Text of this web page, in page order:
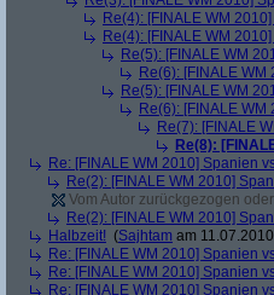
Re(4): [FINALE WM
Re(4): [FINALE WM
Re(5): [FINALE WM
Re(6): [FINALE
Re(5): [FINALE WM
Re(6): [FINALE
Re(7): [FINALE
Re(8):
Re: [FINALE WM 2010] Spanien
Re(2): [FINALE WM 2010]
Vom Autor zurückgezogen
Re(2): [FINALE WM 2010]
Halbzeit! (Sajhtam am
Re: [FINALE WM 2010] Spanien
Re: [FINALE WM 2010] Spanien
Re: [FINALE WM 2010] Spanien